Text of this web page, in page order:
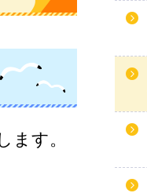
ます。